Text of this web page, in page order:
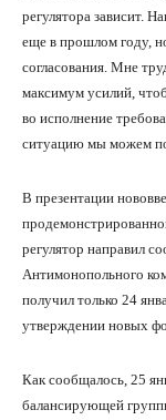
регулятора зависит.
еще в прошлом году,
согласования. Мне
максимум усилий,
во исполнение
ситуацию мы можем
В презентации
регулятор направил
Антимонопольного
получил только 24
утверждении новых
Как сообщалось, 25
балансирующей